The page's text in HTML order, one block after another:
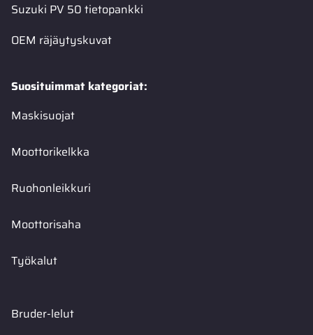
Suzuki PV 50 tietopankki
OEM räjäytyskuvat
Suosituimmat kategoriat:
Maskisuojat
Moottorikelkka
Ruohonleikkuri
Moottorisaha
Työkalut
Bruder-lelut